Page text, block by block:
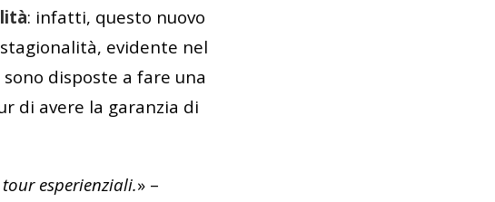
: infatti, questo nuovo
evidente nel
disposte a fare una
di avere la garanzia di
esperienziali.» –